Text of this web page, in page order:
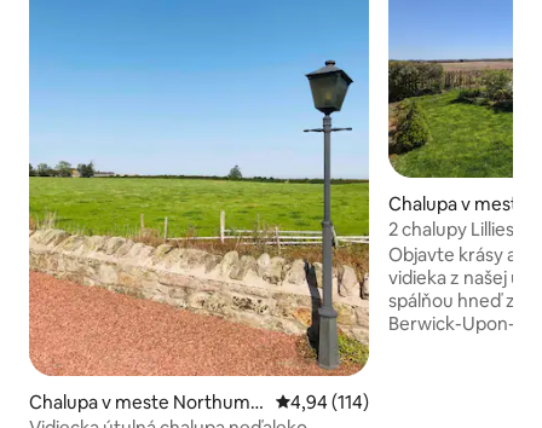
Chalupa v meste Northumb
Priemerné ohodnotenie 4,94 z
4,94 (114)
Chalupa v meste
pon-Tweed
2 chalupy
Objavte krásy
vidieka z našej
spálňou hneď za
Berwick-Upon-